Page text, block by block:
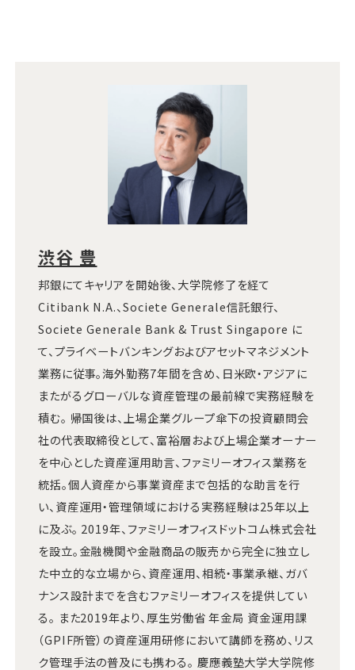
渋谷 豊
邦銀にてキャリアを開始後、大学院修了を経て
Citibank N.A.、Societe Generale信託銀行、
Societe Generale Bank & Trust Singapore に
て、プライベートバンキングおよびアセットマネジメント
業務に従事。海外勤務7年間を含め、日米欧・アジアに
またがるグローバルな資産管理の最前線で実務経験を
積む。 帰国後は、上場企業グループ傘下の投資顧問会
社の代表取締役として、富裕層および上場企業オーナー
を中心とした資産運用助言、ファミリーオフィス業務を
統括。個人資産から事業資産まで包括的な助言を行
い、資産運用・管理領域における実務経験は25年以上
に及ぶ。 2019年、ファミリーオフィスドットコム株式会社
を設立。金融機関や金融商品の販売から完全に独立し
た中立的な立場から、資産運用、相続・事業承継、ガバ
ナンス設計までを含むファミリーオフィスを提供してい
る。 また2019年より、厚生労働省 年金局 資金運用課
（GPIF所管）の資産運用研修において講師を務め、リス
ク管理手法の普及にも携わる。 慶應義塾大学大学院修